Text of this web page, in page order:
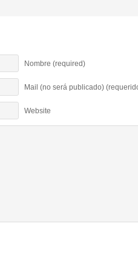
Nombre (required)
Mail (no será publicado)
Website